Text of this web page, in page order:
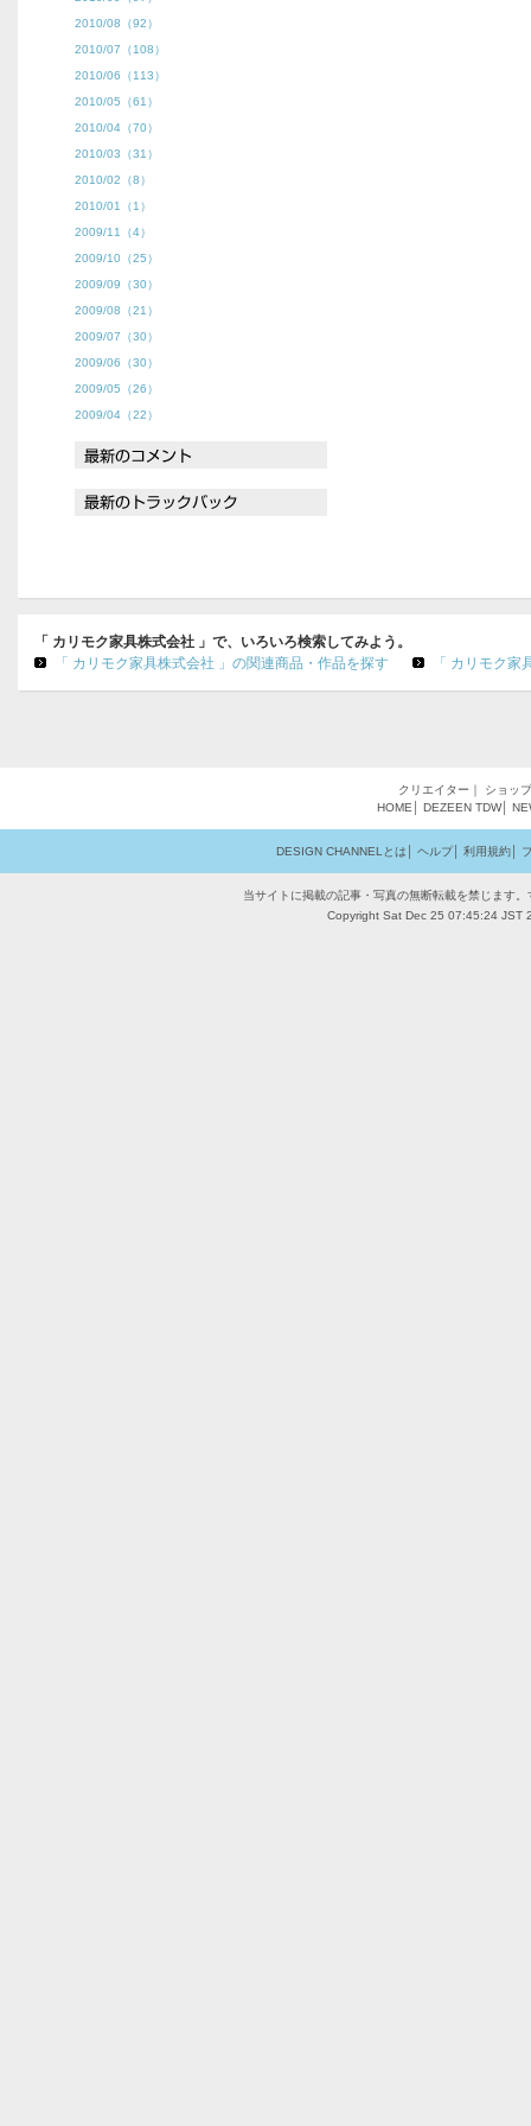
2010/08（92）
2010/07（108）
2010/06（113）
2010/05（61）
2010/04（70）
2010/03（31）
2010/02（8）
2010/01（1）
2009/11（4）
2009/10（25）
2009/09（30）
2009/08（21）
2009/07（30）
2009/06（30）
2009/05（26）
2009/04（22）
「 カリモク家具株式会社 」で、いろいろ検索してみよう。
「 カリモク家具株式会社 」の関連商品・作品を探す
「 カリモク
クリエイター ｜ ショップ
HOME
DEZEEN TDW│
DESIGN CHANNELとは ヘルプ│ 利用規約│
当サイトに掲載の記事・写真の無断転載を禁じます
Copyright Sat Dec 25 07:45:24 JST